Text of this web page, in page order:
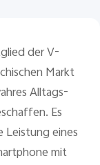
der V-
Markt
Alltags-
Es
Leistung eines
mit